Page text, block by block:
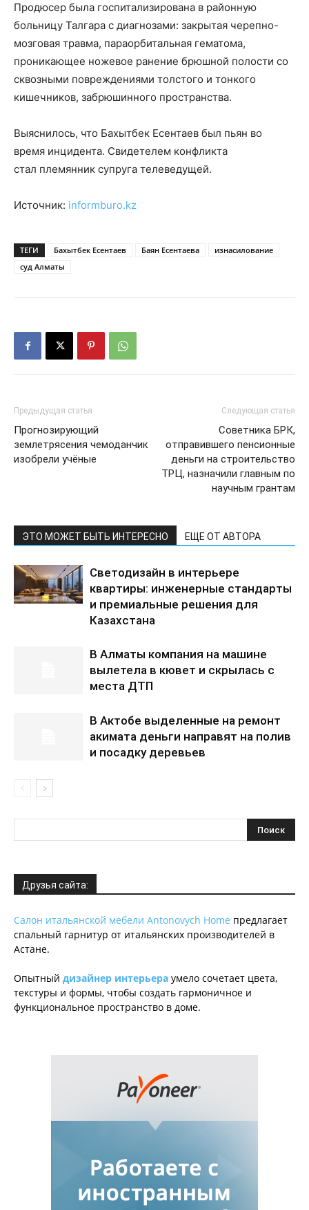
Продюсер была госпитализирована в районную
больницу Талгара с диагнозами: закрытая черепно-
мозговая травма, параорбитальная гематома,
проникающее ножевое ранение брюшной полости со
сквозными повреждениями толстого и тонкого
кишечников, забрюшинного пространства.
Выяснилось, что Бахытбек Есентаев был пьян во
время инцидента. Свидетелем конфликта
стал племянник супруга телеведущей.
Источник: informburo.kz
ТЕГИ Бахытбек Есентаев Баян Есентаева
изнасилование
суд Алматы
Предыдущая статья
Прогнозирующий
землетрясения чемоданчик
изобрели учёные
Следующая статья
Советника БРК,
отправившего пенсионные
деньги на строительство
ТРЦ, назначили главным по
научным грантам
ЭТО МОЖЕТ БЫТЬ ИНТЕРЕСНО ЕЩЕ ОТ АВТОРА
Светодизайн в интерьере
квартиры: инженерные стандарты
и премиальные решения для
Казахстана
В Алматы компания на машине
вылетела в кювет и скрылась с
места ДТП
В Актобе выделенные на ремонт
акимата деньги направят на полив
и посадку деревьев
Друзья сайта:
Салон итальянской мебели Antonovych Home предлагает
спальный гарнитур от итальянских производителей в
Астане.
Опытный дизайнер интерьера умело сочетает цвета,
текстуры и формы, чтобы создать гармоничное и
функциональное пространство в доме.